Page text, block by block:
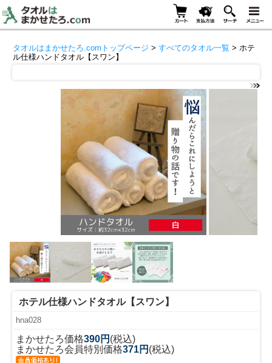
タオルはまかせたろ.comトップページ > すべてのタオル一覧 > ホテ
ル仕様ハンドタオル【スワン】
ホテル仕様ハンドタオル【スワン】
hna028
まかせたろ価格390円 (税込)
まかせたろ会員特別価格371円 (税込)